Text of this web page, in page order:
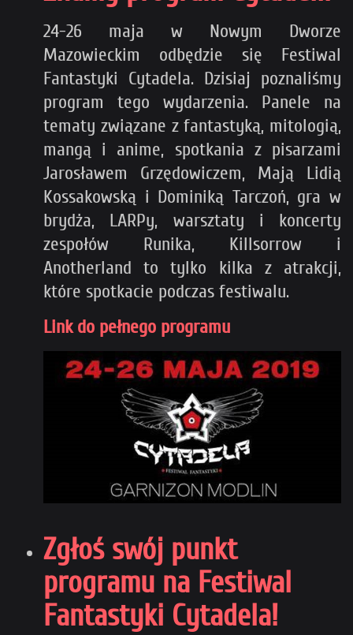
24-26 maja w Nowym Dworze
Mazowieckim odbędzie się Festiwal
Fantastyki Cytadela. Dzisiaj poznaliśmy
program tego wydarzenia. Panele na
tematy związane z fantastyką, mitologią,
mangą i anime, spotkania z pisarzami
Jarosławem Grzędowiczem, Mają Lidią
Kossakowską i Dominiką Tarczoń, gra w
brydża, LARPy, warsztaty i koncerty
zespołów Runika, Killsorrow i
Anotherland to tylko kilka z atrakcji,
które spotkacie podczas festiwalu.
Link do pełnego programu
Zgłoś swój punkt
programu na Festiwal
Fantastyki Cytadela!